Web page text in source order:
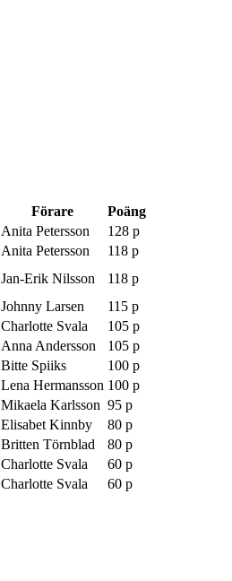
Förare
Poäng
Anita Petersson
128 p
Anita Petersson
118 p
Jan-Erik Nilsson
118 p
Johnny Larsen
115 p
Charlotte Svala
105 p
Anna Andersson
105 p
Bitte Spiiks
100 p
Lena Hermansson 100 p
Mikaela Karlsson 95 p
Elisabet Kinnby
80 p
Britten Törnblad
80 p
Charlotte Svala
60 p
Charlotte Svala 60 p